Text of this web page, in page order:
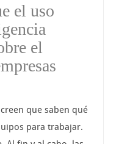
el uso
el
que saben qué
para trabajar.